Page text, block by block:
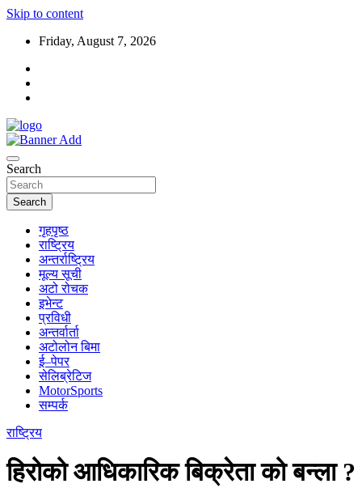
Skip to content
Friday, August 7, 2026
Search
Search
गृहपृष्ठ
राष्ट्रिय
अन्तर्राष्ट्रिय
मूल्य सूची
अटो रोचक
इभेन्ट
प्रविधी
अन्तर्वार्ता
अटोलोन बिमा
ई–पेपर
सेलिब्रेटिज
MotorSports
सम्पर्क
राष्ट्रिय
हिरोको आधिकारिक बिक्रेता को बन्ला ?